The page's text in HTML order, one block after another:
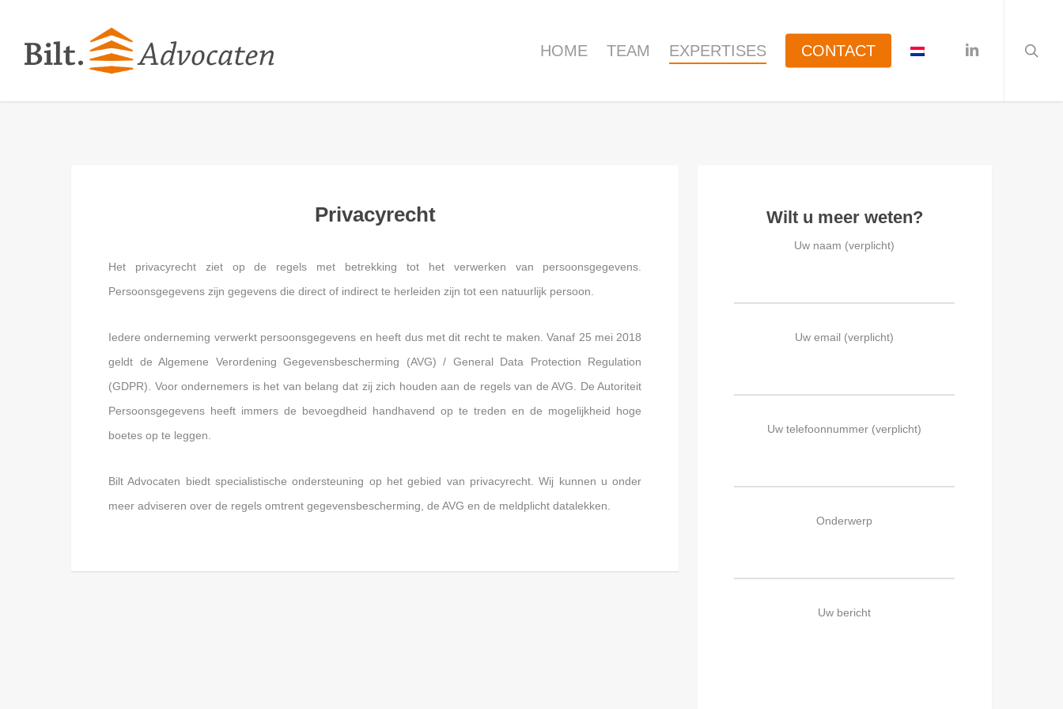
HOME TEAM EXPERTISES CONTACT linkedin
Privacyrecht
Het privacyrecht ziet op de regels met betrekking tot het verwerken van persoonsgegevens.
Persoonsgegevens zijn gegevens die direct of indirect te herleiden zijn tot een natuurlijk persoon.
Iedere onderneming verwerkt persoonsgegevens en heeft dus met dit recht te maken. Vanaf 25 mei 2018
geldt de Algemene Verordening Gegevensbescherming (AVG) / General Data Protection Regulation
(GDPR). Voor ondernemers is het van belang dat zij zich houden aan de regels van de AVG. De Autoriteit
Persoonsgegevens heeft immers de bevoegdheid handhavend op te treden en de mogelijkheid hoge
boetes op te leggen.
Bilt Advocaten biedt specialistische ondersteuning op het gebied van privacyrecht. Wij kunnen u onder
meer adviseren over de regels omtrent gegevensbescherming, de AVG en de meldplicht datalekken.
Wilt u meer weten?
Uw naam (verplicht)
Uw email (verplicht)
Uw telefoonnummer (verplicht)
Onderwerp
Uw bericht